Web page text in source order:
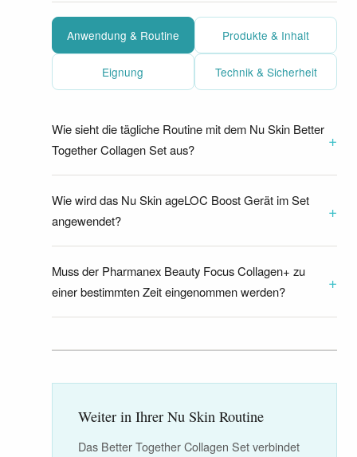
Anwendung & Routine Produkte & Inhalt
Eignung Technik & Sicherheit
Wie sieht die tägliche Routine mit dem Nu Skin Better
Together Collagen Set aus?
+
Wie wird das Nu Skin ageLOC Boost Gerät im Set
angewendet?
+
Muss der Pharmanex Beauty Focus Collagen+ zu
einer bestimmten Zeit eingenommen werden?
+
Weiter in Ihrer Nu Skin Routine
Das Better Together Collagen Set verbindet